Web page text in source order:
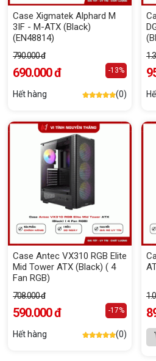
Case Xigmatek Alphard M
3IF - M-ATX (Black)
(EN48814)
790.000 đ
690.000 đ -13%
Hết hàng (0)
Case Antec VX310 RGB Elite
Mid Tower ATX (Black) ( 4
Fan RGB)
708.000 đ
590.000 đ -17%
Hết hàng (0)